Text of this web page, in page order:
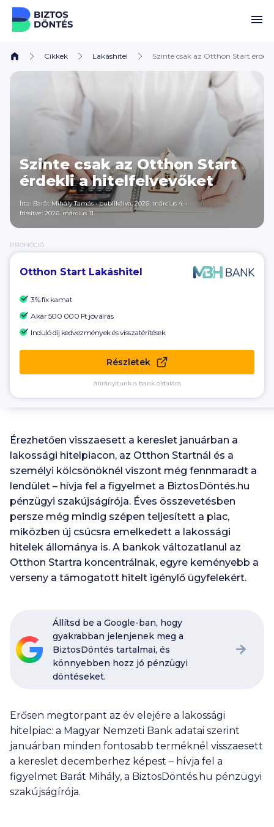
Ugrás a tartalomhoz
Cikkek Lakáshitel Szinte csak az Otthon Start
Szinte csak az Otthon Start
érdekli a hitelfelvevőket
Írta: Barát Mihály Tamás•publikálva: 2026. március 4. •
frissítve: 2026. március 11.
PROMÓCIÓ
Otthon Start Lakáshitel
3% fix kamat
Akár500 000 Ft jóváírás
Induló díj kedvezmények és visszatérítések
Részletek
átirányítunk a bank oldalára
Érezhetően visszaesett a kereslet januárban a
lakossági hitelpiacon, az Otthon Startnál és a
személyi kölcsönöknél viszont még fennmaradt a
lendület – hívja fel a figyelmet a BiztosDöntés.hu
pénzügyi szakújságírója. Éves összevetésben
persze még mindig szépen teljesített a piac,
miközben új csúcsra emelkedett a lakossági
hitelek állománya is. A bankok változatlanul az
Otthon Startra koncentrálnak, egyre keményebb a
verseny a támogatott hitelt igénylő ügyfelekért.
Állítsd be a Google-ban, hogy
gyakrabban jelenjenek meg a
BiztosDöntés tartalmai, és
könnyebben hozz jó pénzügyi
döntéseket.
Erősen megtorpant az év elejére a lakossági
hitelpiac: a Magyar Nemzeti Bank adatai szerint
januárban minden fontosabb terméknél visszaesett
a kereslet decemberhez képest – hívja fel a
figyelmet Barát Mihály, a BiztosDöntés.hu pénzügyi
szakújságírója.